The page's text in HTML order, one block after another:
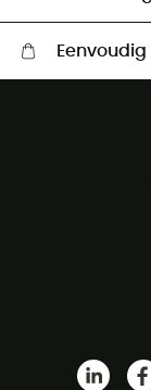
Gratis retourneren